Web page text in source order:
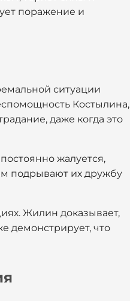
поражение и
ситуации
Костылина,
даже когда это
жалуется,
подрывают их дружбу
Жилин доказывает,
демонстрирует, что